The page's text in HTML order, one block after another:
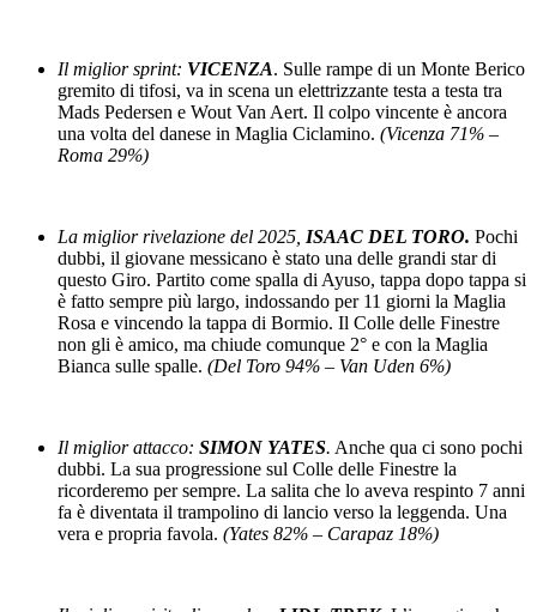
Il miglior sprint: VICENZA. Sulle rampe di un Monte Berico
gremito di tifosi, va in scena un elettrizzante testa a testa tra
Mads Pedersen e Wout Van Aert. Il colpo vincente è ancora
una volta del danese in Maglia Ciclamino. (Vicenza 71% –
Roma 29%)
La miglior rivelazione del 2025, ISAAC DEL TORO. Pochi
dubbi, il giovane messicano è stato una delle grandi star di
questo Giro. Partito come spalla di Ayuso, tappa dopo tappa si
è fatto sempre più largo, indossando per 11 giorni la Maglia
Rosa e vincendo la tappa di Bormio. Il Colle delle Finestre
non gli è amico, ma chiude comunque 2° e con la Maglia
Bianca sulle spalle. (Del Toro 94% – Van Uden 6%)
Il miglior attacco: SIMON YATES. Anche qua ci sono pochi
dubbi. La sua progressione sul Colle delle Finestre la
ricorderemo per sempre. La salita che lo aveva respinto 7 anni
fa è diventata il trampolino di lancio verso la leggenda. Una
vera e propria favola. (Yates 82% – Carapaz 18%)